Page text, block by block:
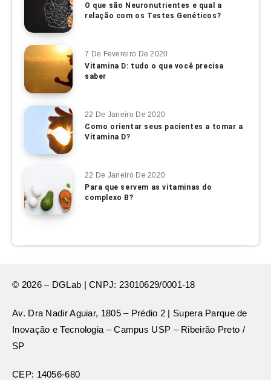
O que são Neuronutrientes e qual a
relação com os Testes Genéticos?
7 De Fevereiro De 2020
Vitamina D: tudo o que você precisa
saber
22 De Janeiro De 2020
Como orientar seus pacientes a tomar a
Vitamina D?
22 De Janeiro De 2020
Para que servem as vitaminas do
complexo B?
© 2026 – DGLab | CNPJ: 23010629/0001-18
Av. Dra Nadir Aguiar, 1805 – Prédio 2 | Supera Parque de
Inovação e Tecnologia – Campus USP – Ribeirão Preto /
SP
CEP: 14056-680